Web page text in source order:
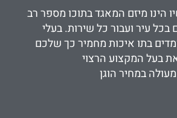
הינו מיזם המאגד בתוכו מספר רב
עיר ועבור כל שירות. בעלי
בתו איכות מחמיר כך שלכם
בעל המקצוע הרצוי
במחיר הוגן